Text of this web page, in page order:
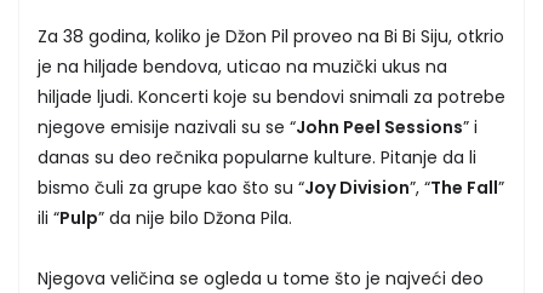
Za 38 godina, koliko je Džon Pil proveo na Bi Bi Siju, otkrio
je na hiljade bendova, uticao na muzički ukus na
hiljade ljudi. Koncerti koje su bendovi snimali za potrebe
njegove emisije nazivali su se “John Peel Sessions” i
danas su deo rečnika popularne kulture. Pitanje da li
bismo čuli za grupe kao što su “Joy Division”, “The Fall”
ili “Pulp” da nije bilo Džona Pila.
Njegova veličina se ogleda u tome što je najveći deo